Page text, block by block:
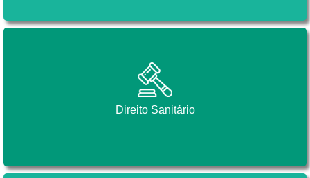
Direito Sanitário
Direito Sanitário